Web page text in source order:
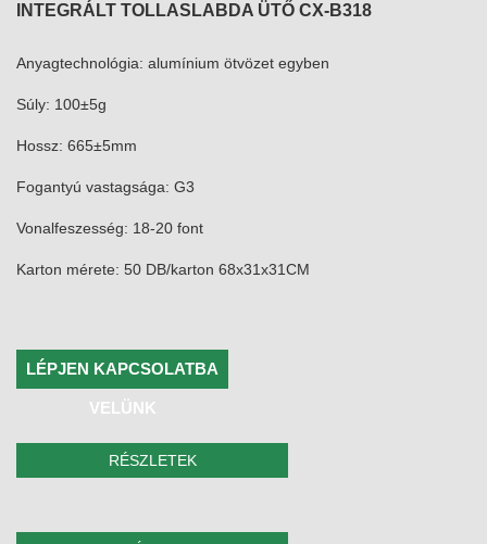
INTEGRÁLT TOLLASLABDA ÜTŐ CX-B318
Anyagtechnológia: alumínium ötvözet egyben
Súly: 100±5g
Hossz: 665±5mm
Fogantyú vastagsága: G3
Vonalfeszesség: 18-20 font
Karton mérete: 50 DB/karton 68x31x31CM
LÉPJEN KAPCSOLATBA
VELÜNK
RÉSZLETEK